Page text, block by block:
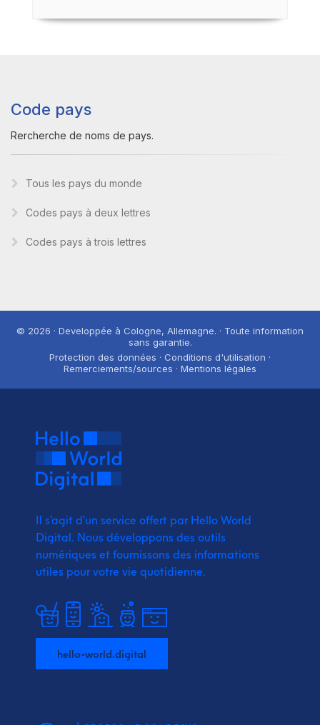
Code pays
Rercherche de noms de pays.
Tous les pays du monde
Codes pays à deux lettres
Codes pays à trois lettres
© 2026 · Developpée à Cologne, Allemagne. · Toute information
sans garantie.
Protection des données · Conditions d'utilisation ·
Remerciements/sources · Mentions légales
Il s'agit d'un service offert par Hello World
Digital. Nous développons des outils
numériques et fournissons des informations
utiles pour votre vie quotidienne.
hello-world.digital